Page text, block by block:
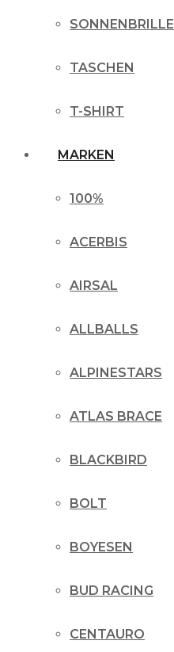
SONNENBRILLE
TASCHEN
T-SHIRT
MARKEN
100%
ACERBIS
AIRSAL
ALLBALLS
ALPINESTARS
ATLAS BRACE
BLACKBIRD
BOLT
BOYESEN
BUD RACING
CENTAURO